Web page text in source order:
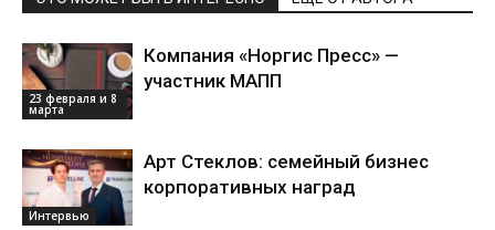
23 февраля и 8
марта
Компания «Норгис Пресс» —
участник МАПП
Интервью
Арт Стеклов: семейный бизнес
корпоративных наград